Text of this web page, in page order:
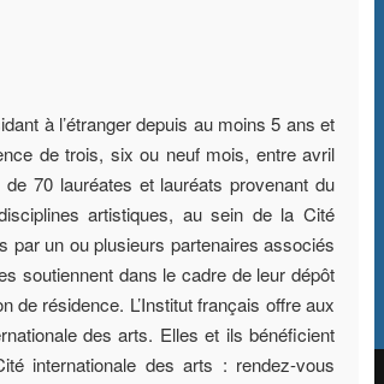
à l’étranger depuis au moins 5 ans et
de trois, six ou neuf mois, entre avril
70 lauréates et lauréats provenant du
artistiques, au sein de la Cité
un ou plusieurs partenaires associés
soutiennent dans le cadre de leur dépôt
de résidence. L’Institut français offre aux
des arts. Elles et ils bénéficient
internationale des arts : rendez-vous